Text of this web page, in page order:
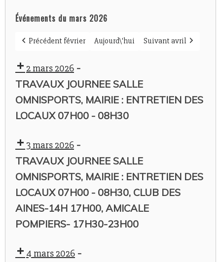
Événements du mars 2026
Précédent février Aujourd\'hui Suivant avril
2 mars 2026 -
TRAVAUX JOURNEE SALLE
OMNISPORTS, MAIRIE : ENTRETIEN DES
LOCAUX 07H00 - 08H30
3 mars 2026 -
TRAVAUX JOURNEE SALLE
OMNISPORTS, MAIRIE : ENTRETIEN DES
LOCAUX 07H00 - 08H30, CLUB DES
AINES-14H 17H00, AMICALE
POMPIERS- 17H30-23H00
4 mars 2026 -